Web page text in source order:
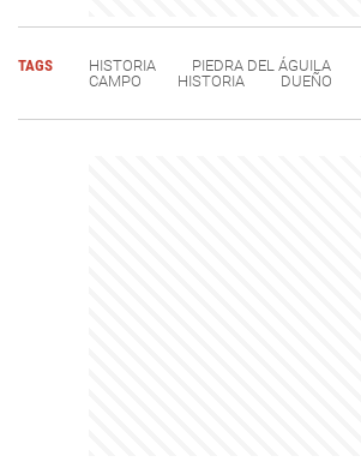
TAGS HISTORIA PIEDRA DEL ÁGUILA
CAMPO
HISTORIA DUEÑO